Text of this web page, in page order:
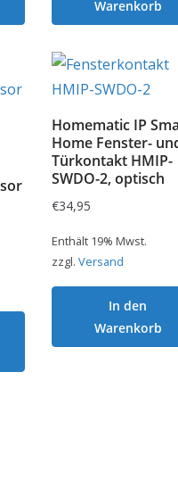
Warenkorb
Homematic IP
Home Fenster-
Türkontakt HMIP-
SWDO-2, optisch
€34,95
Enthält 19% Mwst.
zzgl. Versand
In den
Warenkorb